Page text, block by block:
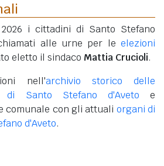
i cittadini di Santo Stefano
alle urne per le elezioni
eletto il sindaco Mattia Crucioli.
nell'archivio storico delle
di Santo Stefano d'Aveto e
comunale con gli attuali organi di
d'Aveto.